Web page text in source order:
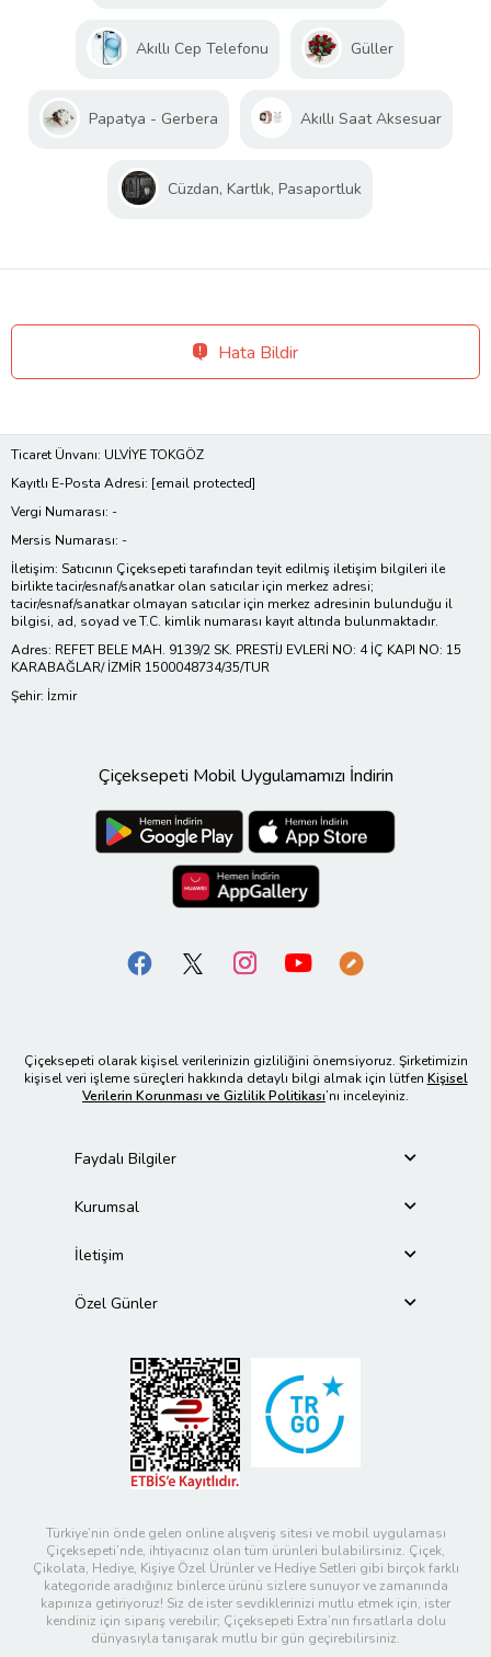
Akıllı Cep Telefonu Güller
Papatya - Gerbera Akıllı Saat Aksesuar
Cüzdan, Kartlık, Pasaportluk
Hata Bildir
Ticaret Ünvanı: ULVİYE TOKGÖZ
Kayıtlı E-Posta Adresi: [email protected]
Vergi Numarası: -
Mersis Numarası: -
İletişim: Satıcının Çiçeksepeti tarafından teyit edilmiş iletişim bilgileri ile
birlikte tacir/esnaf/sanatkar olan satıcılar için merkez adresi;
tacir/esnaf/sanatkar olmayan satıcılar için merkez adresinin bulunduğu il
bilgisi, ad, soyad ve T.C. kimlik numarası kayıt altında bulunmaktadır.
Adres: REFET BELE MAH. 9139/2 SK. PRESTİJ EVLERİ NO: 4 İÇ KAPI NO: 15
KARABAĞLAR/ İZMİR 1500048734/35/TUR
Şehir: İzmir
Çiçeksepeti Mobil Uygulamamızı İndirin
Çiçeksepeti olarak kişisel verilerinizin gizliliğini önemsiyoruz. Şirketimizin
kişisel veri işleme süreçleri hakkında detaylı bilgi almak için lütfen Kişisel
Verilerin Korunması ve Gizlilik Politikası’nı inceleyiniz.
Faydalı Bilgiler
Kurumsal
İletişim
Özel Günler
Türkiye’nin önde gelen online alışveriş sitesi ve mobil uygulaması
Çiçeksepeti’nde, ihtiyacınız olan tüm ürünleri bulabilirsiniz. Çiçek,
Çikolata, Hediye, Kişiye Özel Ürünler ve Hediye Setleri gibi birçok farklı
kategoride aradığınız binlerce ürünü sizlere sunuyor ve zamanında
kapınıza getiriyoruz! Siz de ister sevdiklerinizi mutlu etmek için, ister
kendiniz için sipariş verebilir; Çiçeksepeti Extra’nın fırsatlarla dolu
dünyasıyla tanışarak mutlu bir gün geçirebilirsiniz.